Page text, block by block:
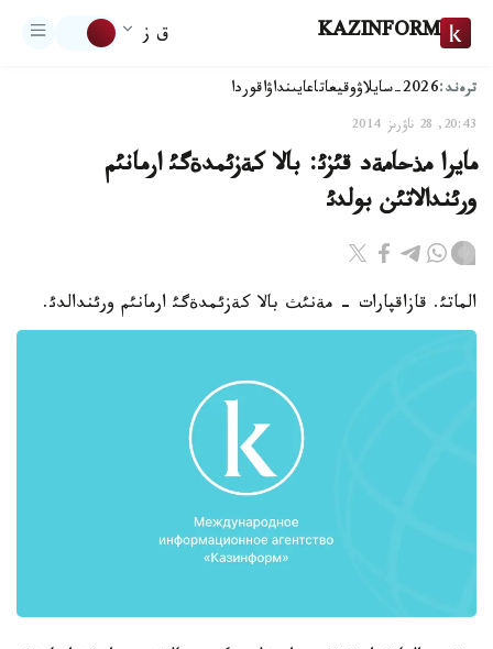
KAZINFORM ق ز
ترەند:2026-سايلاۋ وقيعاتاعايىنداۋاقوردا
20:43, 28 ناۋرىز 2014
مايرا مذحامةد قئزئ: بالا كةزئمدةگئ ارمانئم
ورئندالاتئن بولدئ
الماتئ. قازاقپارات - مةنئث بالا كةزئمدةگئ ارمانئم ورئندالدئ.